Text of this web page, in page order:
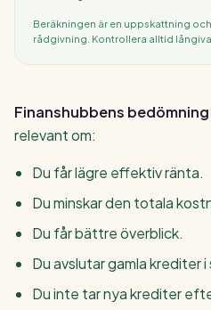
Beräkningen är en uppskattning
rådgivning. Kontrollera alltid
Finanshubbens
relevant om:
Du får lägre effektiv ränta.
Du minskar den totala
Du får bättre överblick.
Du avslutar gamla krediter
Du inte tar nya krediter